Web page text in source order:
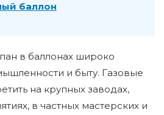
баллон
в баллонах широко
и быту. Газовые
на крупных заводах,
в частных мастерских и